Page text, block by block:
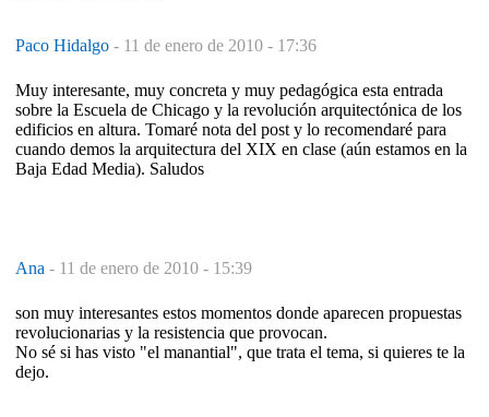
Paco Hidalgo - 11 de enero de 2010 - 17:36
Muy interesante, muy concreta y muy pedagógica esta entrada
sobre la Escuela de Chicago y la revolución arquitectónica de los
edificios en altura. Tomaré nota del post y lo recomendaré para
cuando demos la arquitectura del XIX en clase (aún estamos en la
Baja Edad Media). Saludos
Ana - 11 de enero de 2010 - 15:39
son muy interesantes estos momentos donde aparecen propuestas
revolucionarias y la resistencia que provocan.
No sé si has visto "el manantial", que trata el tema, si quieres te la
dejo.